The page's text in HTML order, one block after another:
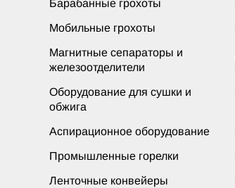
Барабанные грохоты
Мобильные грохоты
Магнитные сепараторы и
железоотделители
Оборудование для сушки и
обжига
Аспирационное оборудование
Промышленные горелки
Ленточные конвейеры